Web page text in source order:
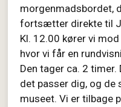
morgenmadsbordet,
fortsætter direkte til
Kl. 12.00 kører vi
hvor vi får en
Den tager ca. 2 timer.
det passer dig, og de
museet. Vi er tilbage